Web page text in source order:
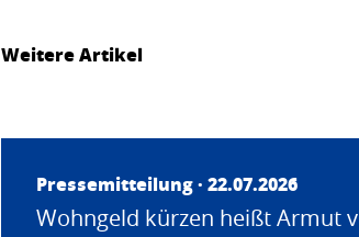
Weitere Artikel
Pressemitteilung · 22.07.2026
Wohngeld kürzen heißt Armut